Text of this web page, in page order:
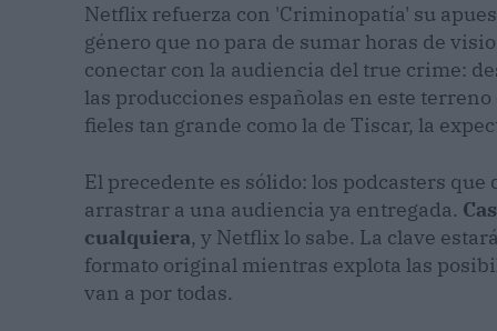
Netflix refuerza con 'Criminopatía' su
género que no para de sumar horas de
conectar con la audiencia del true crime:
las producciones españolas en este
fieles tan grande como la de Tiscar, la
El precedente es sólido: los podcasters
arrastrar a una audiencia ya entregada.
cualquiera, y Netflix lo sabe. La clave
formato original mientras explota las
van a por todas.